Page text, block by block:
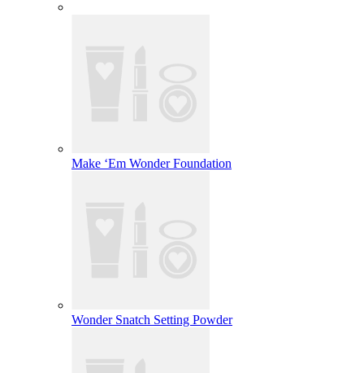
Make ‘Em Wonder Foundation
Wonder Snatch Setting Powder